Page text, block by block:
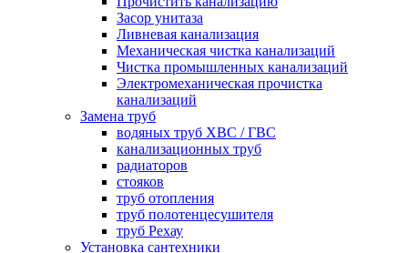
Засор унитаза
Ливневая канализация
Механическая чистка канализаций
Чистка промышленных канализаций
Электромеханическая прочистка
канализаций
Замена труб
водяных труб ХВС / ГВС
канализационных труб
радиаторов
стояков
труб отопления
труб полотенцесушителя
труб Рехау
Установка сантехники